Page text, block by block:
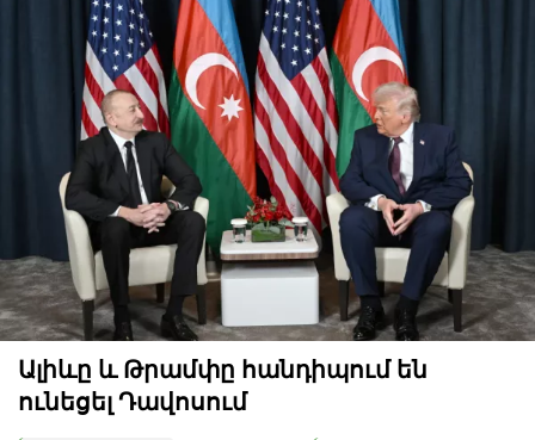
Ալիևը և Թրամփը հանդիպում են
ունեցել Դավոսում